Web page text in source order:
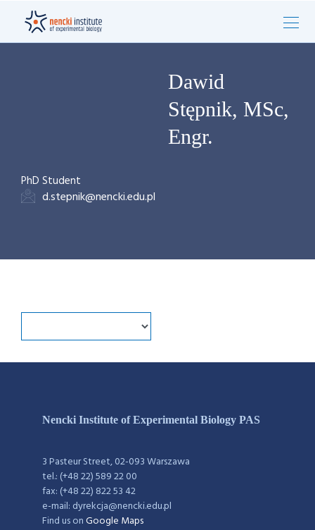
Dawid
Stępnik, MSc,
Engr.
PhD Student
d.stepnik@nencki.edu.pl
Nencki Institute of Experimental Biology PAS
3 Pasteur Street, 02-093 Warszawa
tel.: (+48 22) 589 22 00
fax: (+48 22) 822 53 42
e-mail: dyrekcja@nencki.edu.pl
Find us onGoogle Maps